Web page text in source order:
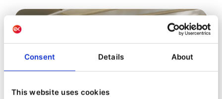
Consent Details About
This website uses cookies